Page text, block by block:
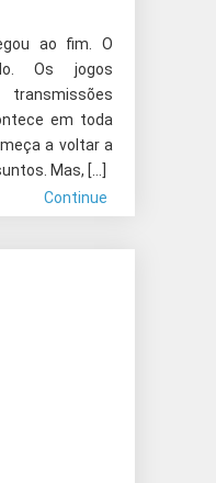
ao fim. O
Os jogos
em toda
a voltar a
Mas, […]
Continue